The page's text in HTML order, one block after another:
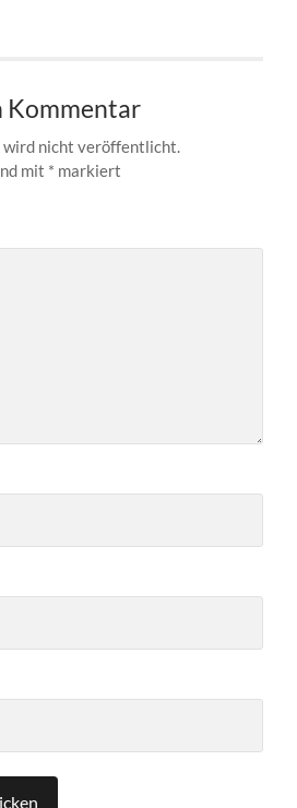
Kommentar
wird nicht veröffentlicht.
mit * markiert